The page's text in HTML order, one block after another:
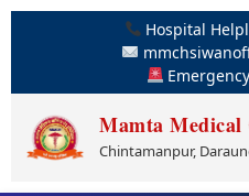
Hospital
Mamta
Chintamanpur,